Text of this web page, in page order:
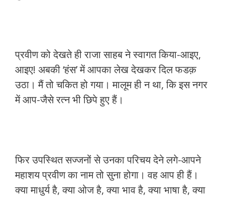
प्रवीण को देखते ही राजा साहब ने स्वागत किया-आइए,
आइए! अबकी ‘हंस’ में आपका लेख देखकर दिल फडक़
उठा। मैं तो चकित हो गया। मालूम ही न था, कि इस नगर
में आप-जैसे रत्न भी छिपे हुए हैं।
फिर उपस्थित सज्जनों से उनका परिचय देने लगे-आपने
महाशय प्रवीण का नाम तो सुना होगा। वह आप ही हैं।
क्या माधुर्य है, क्या ओज है, क्या भाव है, क्या भाषा है, क्या